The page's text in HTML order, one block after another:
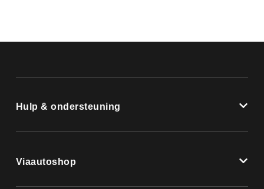
Hulp & ondersteuning
Viaautoshop